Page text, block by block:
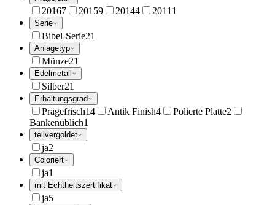
20167 20159 20144 2011 1
Serie
Bibel-Serie21
Anlagetyp
Münze21
Edelmetall
Silber21
Erhaltungsgrad
Prägefrisch14 Antik Finish4 Polierte Platte2
Bankenüblich1
teilvergoldet
ja2
Coloriert
ja1
mit Echtheitszertifikat
ja5